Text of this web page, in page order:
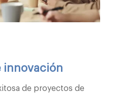
innovación
de proyectos de